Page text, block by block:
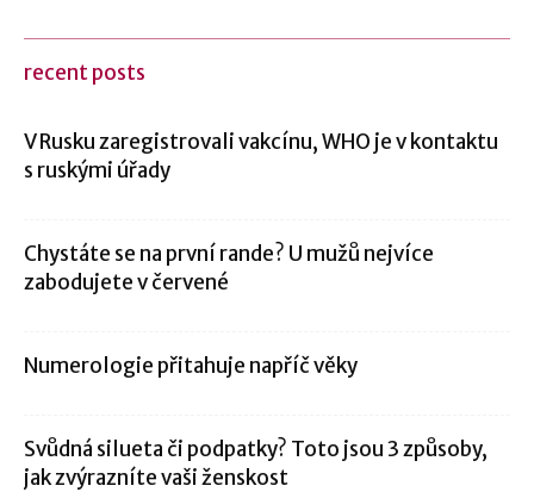
recent posts
V Rusku zaregistrovali vakcínu, WHO je v kontaktu
s ruskými úřady
Chystáte se na první rande? U mužů nejvíce
zabodujete v červené
Numerologie přitahuje napříč věky
Svůdná silueta či podpatky? Toto jsou 3 způsoby,
jak zvýrazníte vaši ženskost